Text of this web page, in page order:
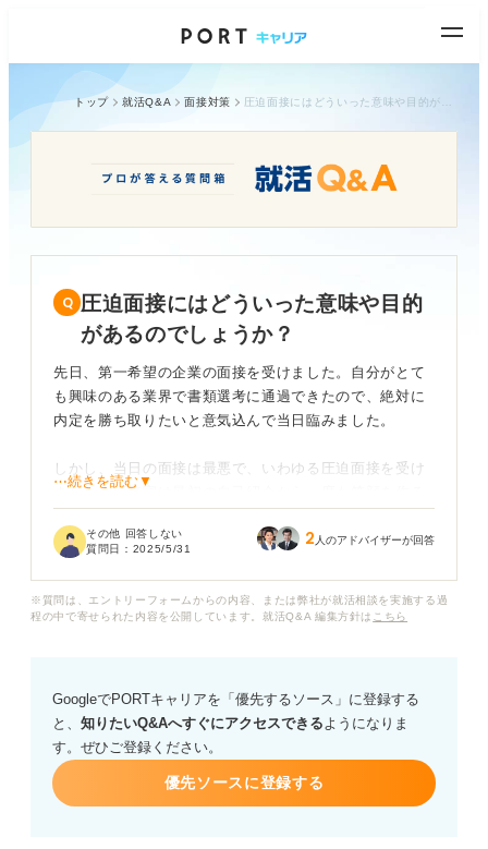
トップ 就活Q&A 面接対策
圧迫面接にはどういった意味や目的
があるのでしょうか？
先日、第一希望の企業の面接を受けました。自分がとて
も興味のある業界で書類選考に通過できたので、絶対に
内定を勝ち取りたいと意気込んで当日臨みました。
しかし、当日の面接は最悪で、いわゆる圧迫面接を受け
ました。面接官は最初の自己紹介から一度も笑顔を作る
とプレッシャーから涙を流してしまいました。
ないよ」と冷たくいわれ、パニック状態となってしまい
面接は無事に終わりましたが、企業への志望度は一気に
薄れ、面接に対して苦手意識を植え付けられたことに、
非常に憤りを感じています。
なぜ、企業はこのような圧迫面接をおこなうのでしょう
⋯続きを読む▼
その他 回答しない
質問日： 2025/5/31 2 人のアドバイザーが回答
※質問は、エントリーフォームからの内容、または弊社が就活相談を実施する過
程の中で寄せられた内容を公開しています。就活Q&A 編集方針は こちら
GoogleでPORTキャリアを「優先するソース」に登録する
と、 知りたいQ&Aへすぐにアクセスできるようになりま
す。ぜひご登録ください。
優先ソースに登録する